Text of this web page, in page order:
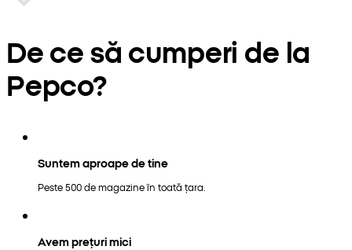
De ce să cumperi de la
Pepco?
Suntem aproape de tine
Peste 500 de magazine în toată țara.
Avem prețuri mici